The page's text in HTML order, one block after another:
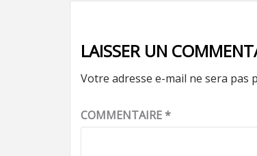
LAISSER UN
Votre adresse e-mail ne sera pas
COMMENTAIRE*